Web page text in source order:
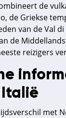
de
de Griekse
van de Val
de
reizigers
met